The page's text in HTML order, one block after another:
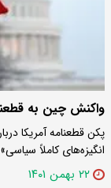
واکنش چین به
پکن قطعنامه آمریکا
انگیزه‌های کاملاً
۲۲ بهمن ۱۴۰۱